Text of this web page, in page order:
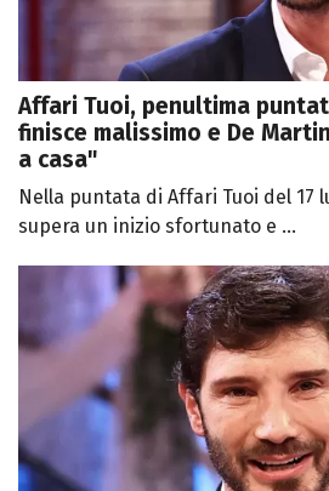
Affari Tuoi, penultima
finisce malissimo e De
a casa"
Nella puntata di Affari Tuoi del 17
supera un inizio sfortunato e ...